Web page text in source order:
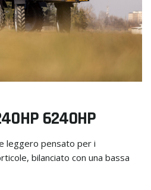
6240HP
leggero pensato per i
bilanciato con una bassa